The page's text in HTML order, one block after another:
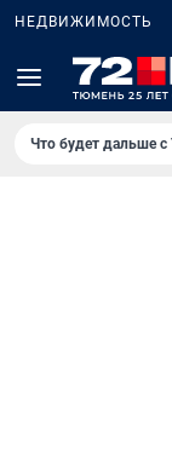
НЕДВИЖИМОСТЬ
Что будет дальше